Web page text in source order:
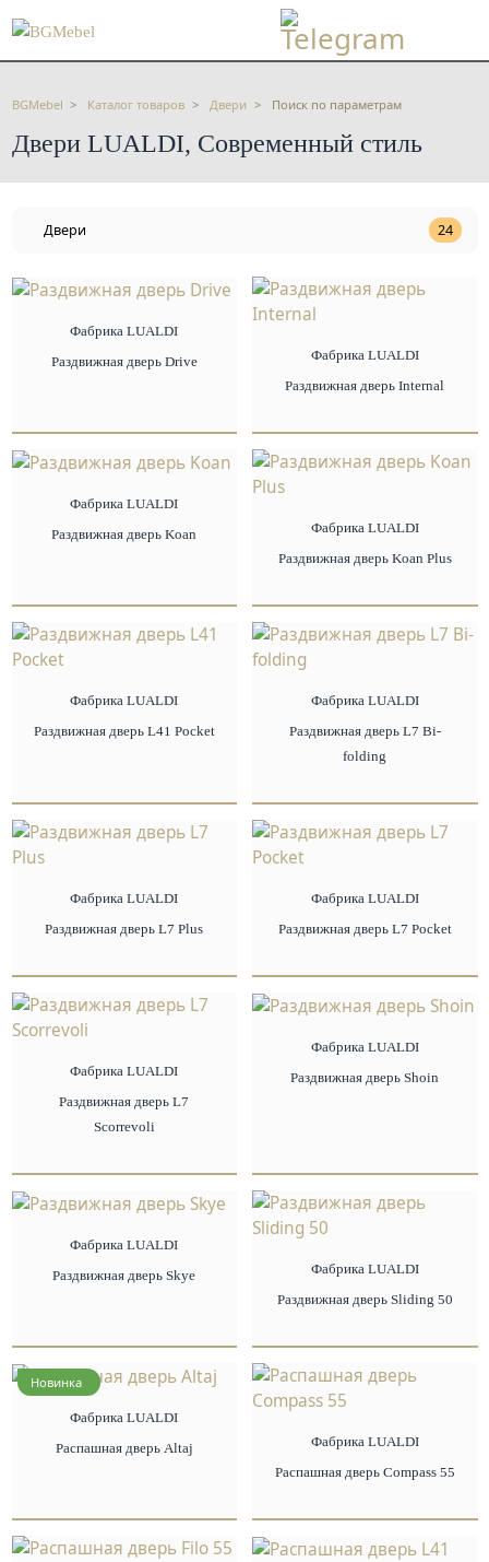
BGMebel Каталог товаров Двери Поиск по параметрам
Двери LUALDI, Современный стиль
Двери 24
Фабрика LUALDI
Раздвижная дверь Drive
Фабрика LUALDI
Раздвижная дверь Internal
Фабрика LUALDI
Раздвижная дверь Koan
Фабрика LUALDI
Раздвижная дверь Koan Plus
Фабрика LUALDI
Раздвижная дверь L41 Pocket
Фабрика LUALDI
Раздвижная дверь L7 Bi-
folding
Фабрика LUALDI
Раздвижная дверь L7 Plus
Фабрика LUALDI
Раздвижная дверь L7 Pocket
Фабрика LUALDI
Раздвижная дверь L7
Scorrevoli
Фабрика LUALDI
Раздвижная дверь Shoin
Фабрика LUALDI
Раздвижная дверь Skye
Фабрика LUALDI
Раздвижная дверь Sliding 50
Фабрика LUALDI
Распашная дверь Altaj
Новинка
Фабрика LUALDI
Распашная дверь Compass 55